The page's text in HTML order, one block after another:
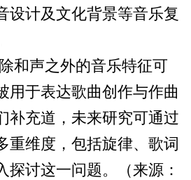
设计及文化背景等音乐复
声之外的音乐特征可
用于表达歌曲创作与作曲
补充道，未来研究可通过
重维度，包括旋律、歌词
探讨这一问题。（来源：